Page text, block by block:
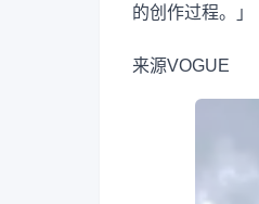
的创作过程。」
来源VOGUE